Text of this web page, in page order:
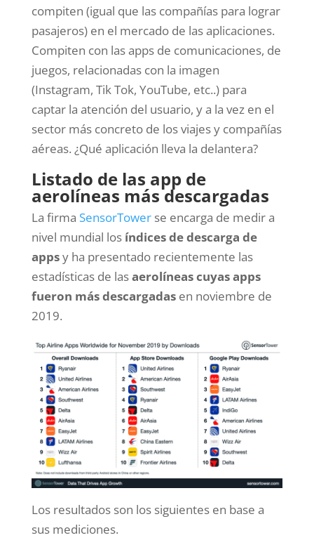
compiten (igual que las compañías para lograr
pasajeros) en el mercado de las aplicaciones.
Compiten con las apps de comunicaciones, de
juegos, relacionadas con la imagen
(Instagram, Tik Tok, YouTube, etc..) para
captar la atención del usuario, y a la vez en el
sector más concreto de los viajes y compañías
aéreas. ¿Qué aplicación lleva la delantera?
Listado de las app de
aerolíneas más descargadas
La firma SensorTowerse encarga de medir a
nivel mundial los índices de descarga de
appsy ha presentado recientemente las
estadísticas de lasaerolíneas cuyas apps
fueron más descargadasen noviembre de
2019.
Los resultados son los siguientes en base a
sus mediciones.